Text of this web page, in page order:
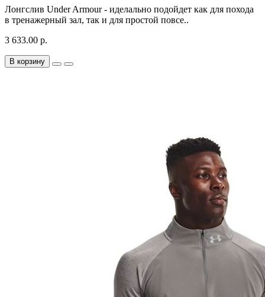
Лонгслив Under Armour - иделально подойдет как для похода
в тренажерный зал, так и для простой повсе..
3 633.00 р.
В корзину